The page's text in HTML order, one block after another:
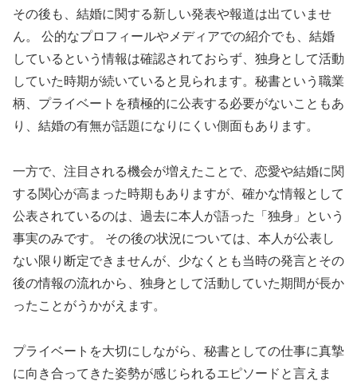
その後も、結婚に関する新しい発表や報道は出ていませ
ん。 公的なプロフィールやメディアでの紹介でも、結婚
しているという情報は確認されておらず、独身として活動
していた時期が続いていると見られます。秘書という職業
柄、プライベートを積極的に公表する必要がないこともあ
り、結婚の有無が話題になりにくい側面もあります。
一方で、注目される機会が増えたことで、恋愛や結婚に関
する関心が高まった時期もありますが、確かな情報として
公表されているのは、過去に本人が語った「独身」という
事実のみです。 その後の状況については、本人が公表し
ない限り断定できませんが、少なくとも当時の発言とその
後の情報の流れから、独身として活動していた期間が長か
ったことがうかがえます。
プライベートを大切にしながら、秘書としての仕事に真摯
に向き合ってきた姿勢が感じられるエピソードと言えま